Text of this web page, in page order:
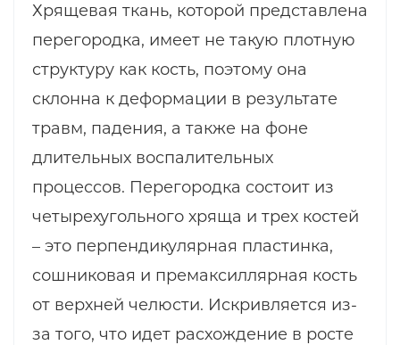
Хрящевая ткань, которой представлена
перегородка, имеет не такую плотную
структуру как кость, поэтому она
склонна к деформации в результате
травм, падения, а также на фоне
длительных воспалительных
процессов. Перегородка состоит из
четырехугольного хряща и трех костей
– это перпендикулярная пластинка,
сошниковая и премаксиллярная кость
от верхней челюсти. Искривляется из-
за того, что идет расхождение в росте